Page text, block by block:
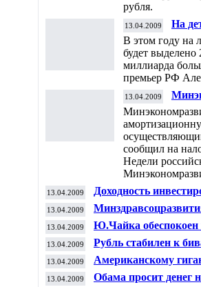
рубля.
13.04.2009
На
В этом году на
будет
миллиарда
премьер РФ
13.04.2009
50%
сообщил на
Недели
13.04.2009
Доходность
десятки процентов
13.04.2009
пенсионные
13.04.2009 Ю.Чайка обеспокоен
13.04.2009
Рубль стабилен к
- 38,29 руб
13.04.2009
Американскому
к банкротству
13.04.2009 Обама просит денег